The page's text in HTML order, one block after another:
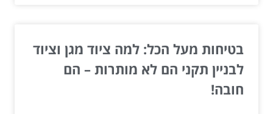
בטיחות מעל הכל: למה ציוד מגן וציוד
לבניין תקני הם לא מותרות – הם
חובה!